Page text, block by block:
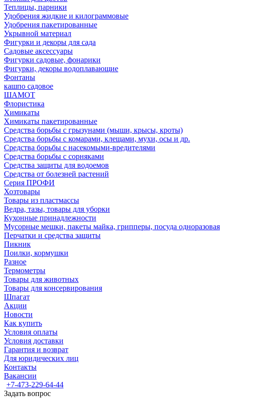
Теплицы, парники
Удобрения жидкие и килограммовые
Удобрения пакетированные
Укрывной материал
Фигурки и декоры для сада
Садовые аксессуары
Фигурки садовые, фонарики
Фигурки, декоры водоплавающие
Фонтаны
кашпо садовое
ШАМОТ
Флористика
Химикаты
Химикаты пакетированные
Средства борьбы с грызунами (мыши, крысы, кроты)
Средства борьбы с комарами, клещами, мухи, осы и др.
Средства борьбы с насекомыми-вредителями
Средства борьбы с сорняками
Средства защиты для водоемов
Средства от болезней растений
Серия ПРОФИ
Хозтовары
Товары из пластмассы
Ведра, тазы, товары для уборки
Кухонные принадлежности
Мусорные мешки, пакеты майка, грипперы, посуда одноразовая
Перчатки и средства защиты
Пикник
Поилки, кормушки
Разное
Термометры
Товары для животных
Товары для консервирования
Шпагат
Акции
Новости
Как купить
Условия оплаты
Условия доставки
Гарантия и возврат
Для юридических лиц
Контакты
Вакансии
+7-473-229-64-44
Задать вопрос